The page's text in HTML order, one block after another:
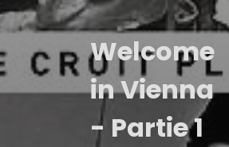
Welcome
in Vienna
- Partie 1